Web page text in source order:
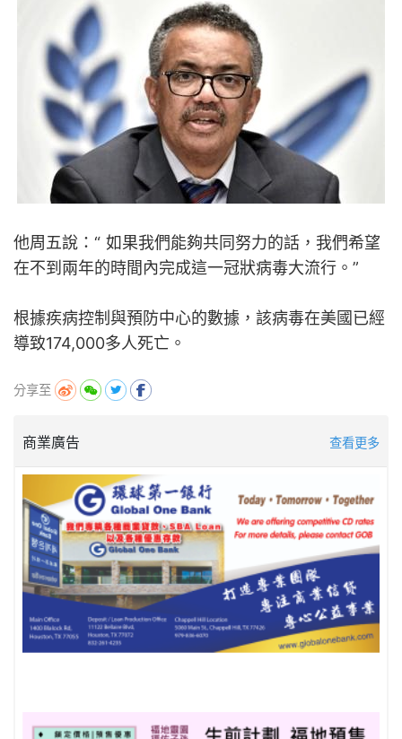
他周五說：“ 如果我們能夠共同努力的話，我們希望
在不到兩年的時間內完成這一冠狀病毒大流行。”
根據疾病控制與預防中心的數據，該病毒在美國已經
導致174,000多人死亡。
分享至
商業廣告 查看更多